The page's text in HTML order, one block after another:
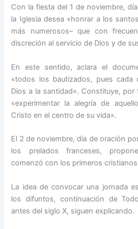
Con la fiesta del 1 de noviembre,
la Iglesia desea «honrar a los
más numerosos– que con
discreción al servicio de Dios y de
En este sentido, aclara el
«todos los bautizados, pues cada
Dios a la santidad». Constituye,
«experimentar la alegría de
Cristo en el centro de su vida».
El 2 de noviembre, día de oración
los prelados franceses,
comenzó con los primeros
La idea de convocar una jornada
los difuntos, continuación de
antes del siglo X, siguen explicando.